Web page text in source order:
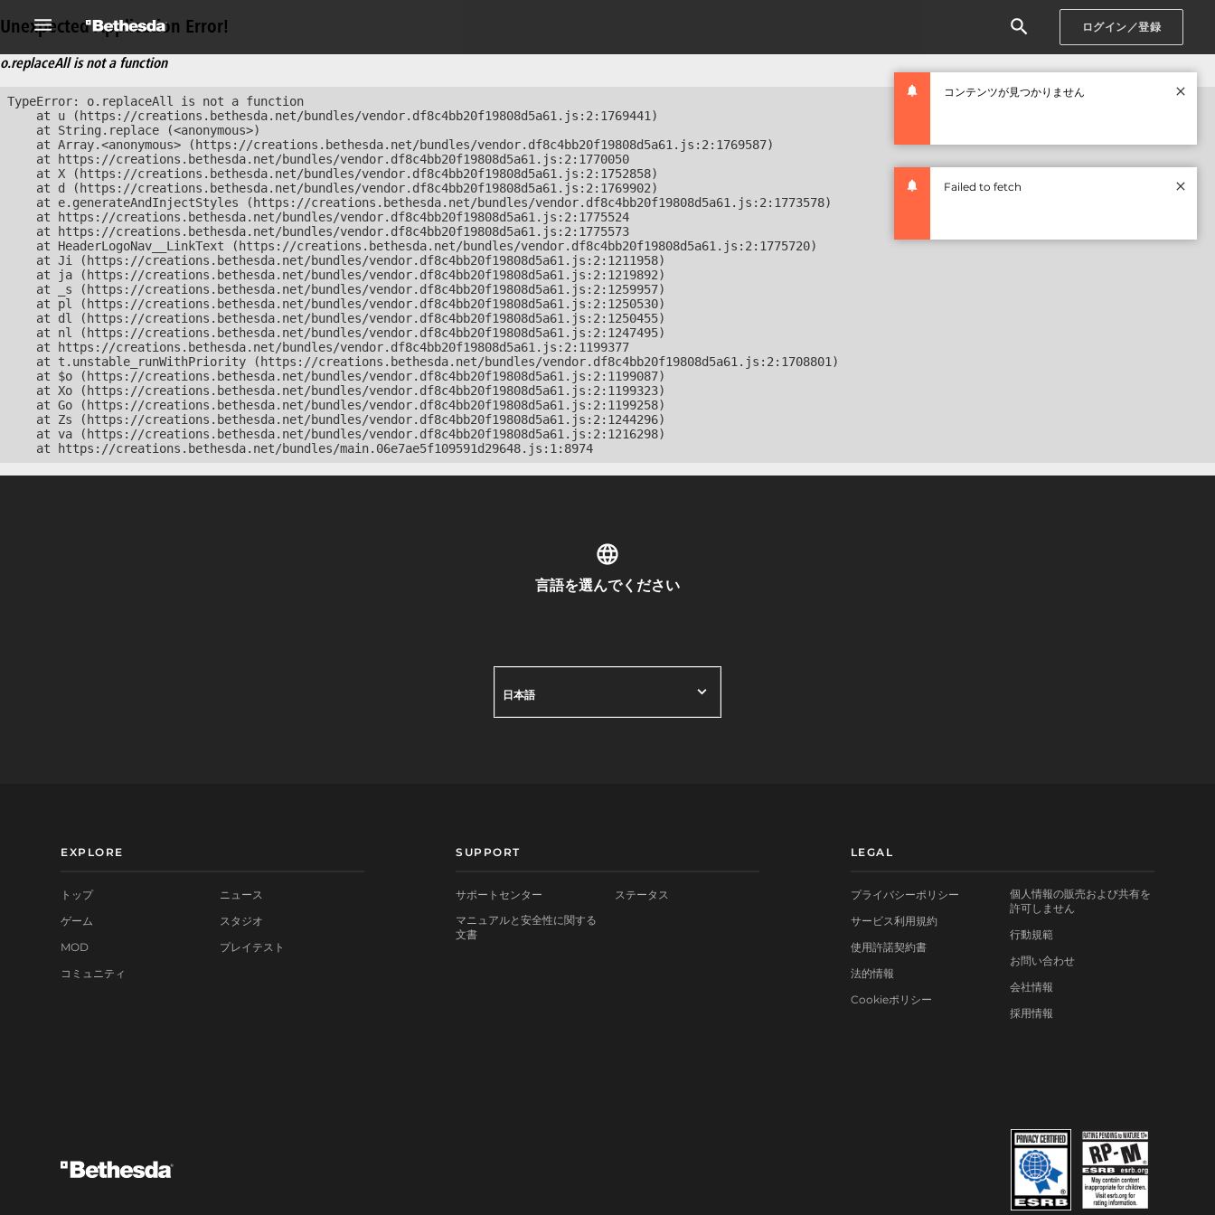
ログイン／登録
コンテンツが見つかりません
Failed to fetch
Unexpected Application Error!
o.replaceAll is not a function
TypeError: o.replaceAll is not a function
    at u (https://creations.bethesda.net/bundles/vendor.df8c4bb20f19808d5a61.js:2:1769441)
    at String.replace (<anonymous>)
    at Array.<anonymous> (https://creations.bethesda.net/bundles/vendor.df8c4bb20f19808d5a61.js:2:1769587)
    at https://creations.bethesda.net/bundles/vendor.df8c4bb20f19808d5a61.js:2:1770050
    at X (https://creations.bethesda.net/bundles/vendor.df8c4bb20f19808d5a61.js:2:1752858)
    at d (https://creations.bethesda.net/bundles/vendor.df8c4bb20f19808d5a61.js:2:1769902)
    at e.generateAndInjectStyles (https://creations.bethesda.net/bundles/vendor.df8c4bb20f19808d5a61.js:2:1773578)
    at https://creations.bethesda.net/bundles/vendor.df8c4bb20f19808d5a61.js:2:1775524
    at https://creations.bethesda.net/bundles/vendor.df8c4bb20f19808d5a61.js:2:1775573
    at HeaderLogoNav__LinkText (https://creations.bethesda.net/bundles/vendor.df8c4bb20f19808d5a61.js:2:1775720)
    at Ji (https://creations.bethesda.net/bundles/vendor.df8c4bb20f19808d5a61.js:2:1211958)
    at ja (https://creations.bethesda.net/bundles/vendor.df8c4bb20f19808d5a61.js:2:1219892)
    at _s (https://creations.bethesda.net/bundles/vendor.df8c4bb20f19808d5a61.js:2:1259957)
    at pl (https://creations.bethesda.net/bundles/vendor.df8c4bb20f19808d5a61.js:2:1250530)
    at dl (https://creations.bethesda.net/bundles/vendor.df8c4bb20f19808d5a61.js:2:1250455)
    at nl (https://creations.bethesda.net/bundles/vendor.df8c4bb20f19808d5a61.js:2:1247495)
    at https://creations.bethesda.net/bundles/vendor.df8c4bb20f19808d5a61.js:2:1199377
    at t.unstable_runWithPriority (https://creations.bethesda.net/bundles/vendor.df8c4bb20f19808d5a61.js:2:1708801)
    at $o (https://creations.bethesda.net/bundles/vendor.df8c4bb20f19808d5a61.js:2:1199087)
    at Xo (https://creations.bethesda.net/bundles/vendor.df8c4bb20f19808d5a61.js:2:1199323)
    at Go (https://creations.bethesda.net/bundles/vendor.df8c4bb20f19808d5a61.js:2:1199258)
    at Zs (https://creations.bethesda.net/bundles/vendor.df8c4bb20f19808d5a61.js:2:1244296)
    at va (https://creations.bethesda.net/bundles/vendor.df8c4bb20f19808d5a61.js:2:1216298)
    at https://creations.bethesda.net/bundles/main.06e7ae5f109591d29648.js:1:8974
言語を選んでください
日本語
EXPLORE
トップ
ゲーム
MOD
コミュニティ
ニュース
スタジオ
プレイテスト
SUPPORT
サポートセンター
マニュアルと安全性に関する
文書
ステータス
LEGAL
プライバシーポリシー
サービス利用規約
使用許諾契約書
法的情報
Cookieポリシー
個人情報の販売および共有を
許可しません
行動規範
お問い合わせ
会社情報
採用情報